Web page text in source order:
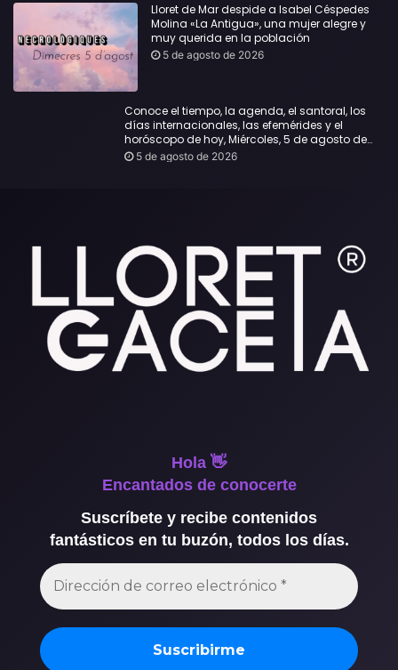
Lloret de Mar despide a Isabel Céspedes
Molina «La Antigua», una mujer alegre y
muy querida en la población
5 de agosto de 2026
Conoce el tiempo, la agenda, el santoral, los
días internacionales, las efemérides y el
horóscopo de hoy, Miércoles, 5 de agosto de
2026:
5 de agosto de 2026
Hola 👋
Encantados de conocerte
Suscríbete y recibe contenidos
fantásticos en tu buzón, todos los días.